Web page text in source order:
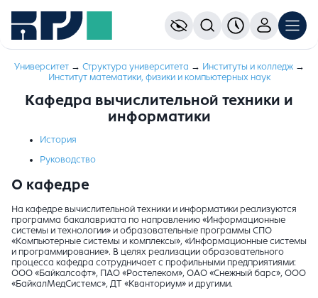
Университет→ Структура университета → Институты и колледж→
Институт математики, физики и компьютерных наук
Кафедра вычислительной техники и
информатики
История
Руководство
О кафедре
На кафедре вычислительной техники и информатики реализуются
программа бакалавриата по направлению «Информационные
системы и технологии» и образовательные программы СПО
«Компьютерные системы и комплексы», «Информационные системы
и программирование». В целях реализации образовательного
процесса кафедра сотрудничает с профильными предприятиями:
ООО «Байкалсофт», ПАО «Ростелеком», ОАО «Снежный барс», ООО
«БайкалМедСистемс», ДТ «Кванториум» и другими.